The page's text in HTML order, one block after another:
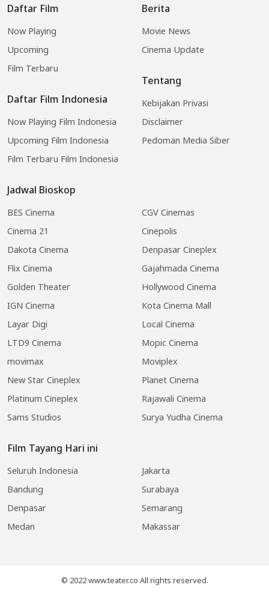
Daftar Film
Now Playing
Upcoming
Film Terbaru
Daftar Film Indonesia
Now Playing Film Indonesia
Upcoming Film Indonesia
Film Terbaru Film Indonesia
Jadwal Bioskop
BES Cinema
CGV Cinemas
Cinema 21
Cinepolis
Dakota Cinema
Denpasar Cineplex
Flix Cinema
Gajahmada Cinema
Golden Theater
Hollywood Cinema
IGN Cinema
Kota Cinema Mall
Layar Digi
Local Cinema
LTD9 Cinema
Mopic Cinema
movimax
Moviplex
New Star Cineplex
Planet Cinema
Platinum Cineplex
Rajawali Cinema
Sams Studios
Surya Yudha Cinema
Film Tayang Hari ini
Seluruh Indonesia
Jakarta
Bandung
Surabaya
Denpasar
Semarang
Medan
Makassar
Berita
Movie News
Cinema Update
Tentang
Kebijakan Privasi
Disclaimer
Pedoman Media Siber
© 2022 www.teater.co All rights reserved.